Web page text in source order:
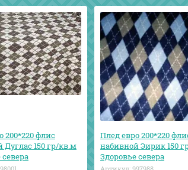
200*220 флис
Дуглас 150 гр/кв.м
Плед евро 200*220
набивной Эирик 150
Здоровье севера